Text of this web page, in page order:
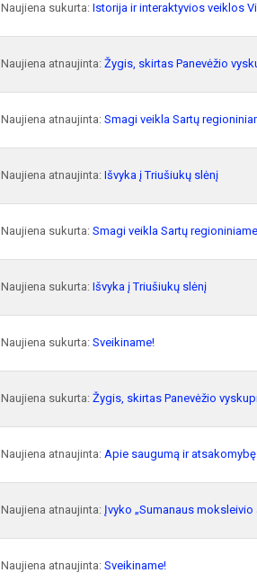
Naujiena sukurta: Istorija ir interaktyvios veiklos
Naujiena atnaujinta: Žygis, skirtas Panevėžio
Naujiena atnaujinta: Smagi veikla Sartų
Naujiena atnaujinta: Išvyka į Triušiukų slėnį
Naujiena sukurta: Smagi veikla Sartų
Naujiena sukurta: Išvyka į Triušiukų slėnį
Naujiena sukurta: Sveikiname!
Naujiena sukurta: Žygis, skirtas Panevėžio
Naujiena atnaujinta: Apie saugumą ir
Naujiena atnaujinta: Įvyko „Sumanaus
Naujiena atnaujinta: Sveikiname!